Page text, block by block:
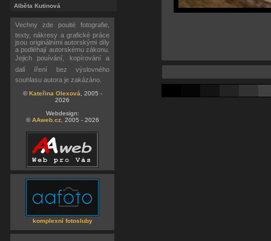
Alběta Kutinová
Vechny zde pouité fotografie,
texty, nákresy a grafické práce
jsou originálními autorskými díly
a podléhají autorskému zákonu.
Jejich pouívání, kopírování a
dalí íření bez výslovného
souhlasu autora je zakázáno.
©Kateřina Olexová , 2005 -
2026
Webdesign:
©AAweb.cz, 2005 - 2026
komplexní fotosluby